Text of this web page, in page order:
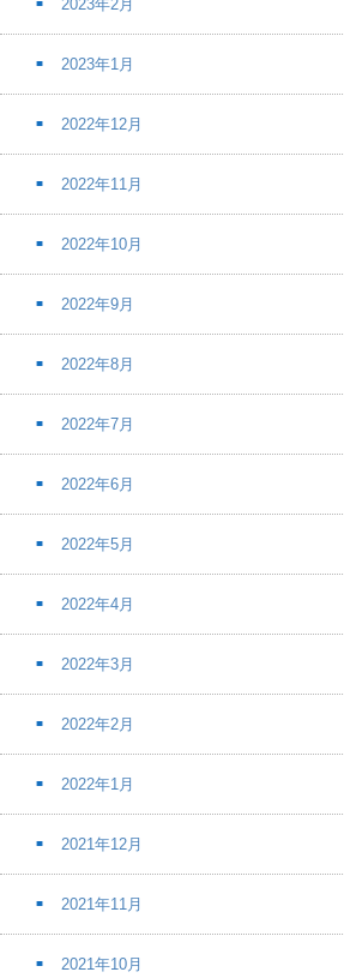
2023年2月
2023年1月
2022年12月
2022年11月
2022年10月
2022年9月
2022年8月
2022年7月
2022年6月
2022年5月
2022年4月
2022年3月
2022年2月
2022年1月
2021年12月
2021年11月
2021年10月